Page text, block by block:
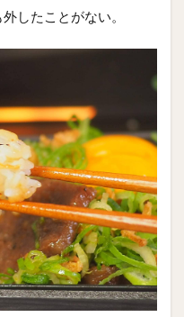
したことがない。